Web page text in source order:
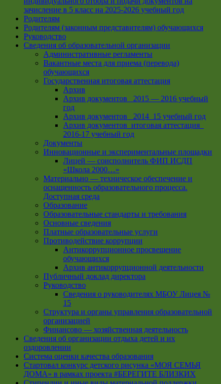
зачисление в 5 класс на 2025-2026 учебный год
Родителям
Родителям (законным представителям) обучающихся
Руководство
Сведения об образовательной организации
Административные регламенты
Вакантные места для приема (перевода)
обучающихся
Государственная итоговая аттестация
Архив
Архив документов _2015 — 2016 учебный
год
Архив документов_ 2014_15 учебный год
Архив документов_итоговая аттестация_
2016-17 учебный год
Документы
Инновационные и экспериментальные площадки
Лицей — соисполнитель ФИП ИСДП
«Школа 2000…»
Материально — техническое обеспечение и
оснащенность образовательного процесса.
Доступная среда
Образование
Образовательные стандарты и требования
Основные сведения
Платные образовательные услуги
Противодействие коррупции
Антикоррупционное просвещение
обучающихся
Архив антикоррупционной деятельности
Публичный доклад директора
Руководство
Cведения о руководителях МБОУ Лицея №
15
Структура и органы управления образовательной
организацией
Финансово — хозяйственная деятельность
Сведения об организации отдыха детей и их
оздоровлении
Система оценки качества образования
Стартовал конкурс детского рисунка «МОЯ СЕМЬЯ
ДОМА» в рамках проекта #БЕРЕГИТЕ БЛИЗКИХ